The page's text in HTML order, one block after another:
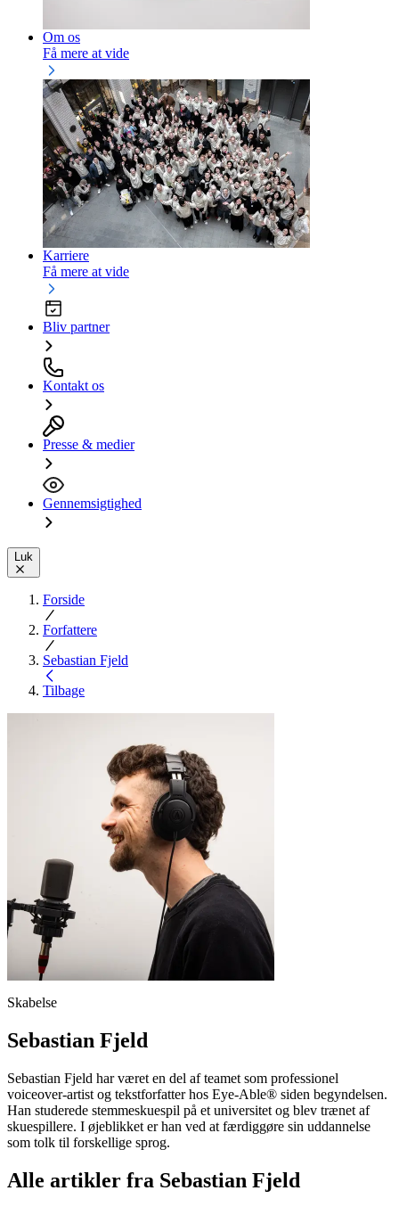
Om os
Få mere at vide
Karriere
Få mere at vide
Bliv partner
Kontakt os
Presse & medier
Gennemsigtighed
Luk
Forside
Forfattere
Sebastian Fjeld
Tilbage
Skabelse
Sebastian Fjeld
Sebastian Fjeld har været en del af teamet som professionel
voiceover-artist og tekstforfatter hos Eye-Able® siden begyndelsen.
Han studerede stemmeskuespil på et universitet og blev trænet af
skuespillere. I øjeblikket er han ved at færdiggøre sin uddannelse
som tolk til forskellige sprog.
Alle artikler fra Sebastian Fjeld